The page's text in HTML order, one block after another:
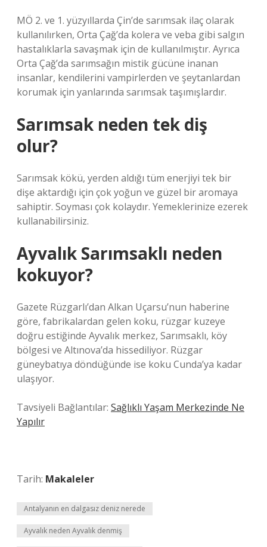
MÖ 2. ve 1. yüzyıllarda Çin’de sarımsak ilaç olarak
kullanılırken, Orta Çağ’da kolera ve veba gibi salgın
hastalıklarla savaşmak için de kullanılmıştır. Ayrıca
Orta Çağ’da sarımsağın mistik gücüne inanan
insanlar, kendilerini vampirlerden ve şeytanlardan
korumak için yanlarında sarımsak taşımışlardır.
Sarımsak neden tek diş
olur?
Sarımsak kökü, yerden aldığı tüm enerjiyi tek bir
dişe aktardığı için çok yoğun ve güzel bir aromaya
sahiptir. Soyması çok kolaydır. Yemeklerinize ezerek
kullanabilirsiniz.
Ayvalık Sarımsaklı neden
kokuyor?
Gazete Rüzgarlı’dan Alkan Uçarsu’nun haberine
göre, fabrikalardan gelen koku, rüzgar kuzeye
doğru estiğinde Ayvalık merkez, Sarımsaklı, köy
bölgesi ve Altınova’da hissediliyor. Rüzgar
güneybatıya döndüğünde ise koku Cunda’ya kadar
ulaşıyor.
Tavsiyeli Bağlantılar: Sağlıklı Yaşam Merkezinde Ne
Yapılır
Tarih: Makaleler
Antalyanın en dalgasız deniz nerede
Ayvalık neden Ayvalık denmiş